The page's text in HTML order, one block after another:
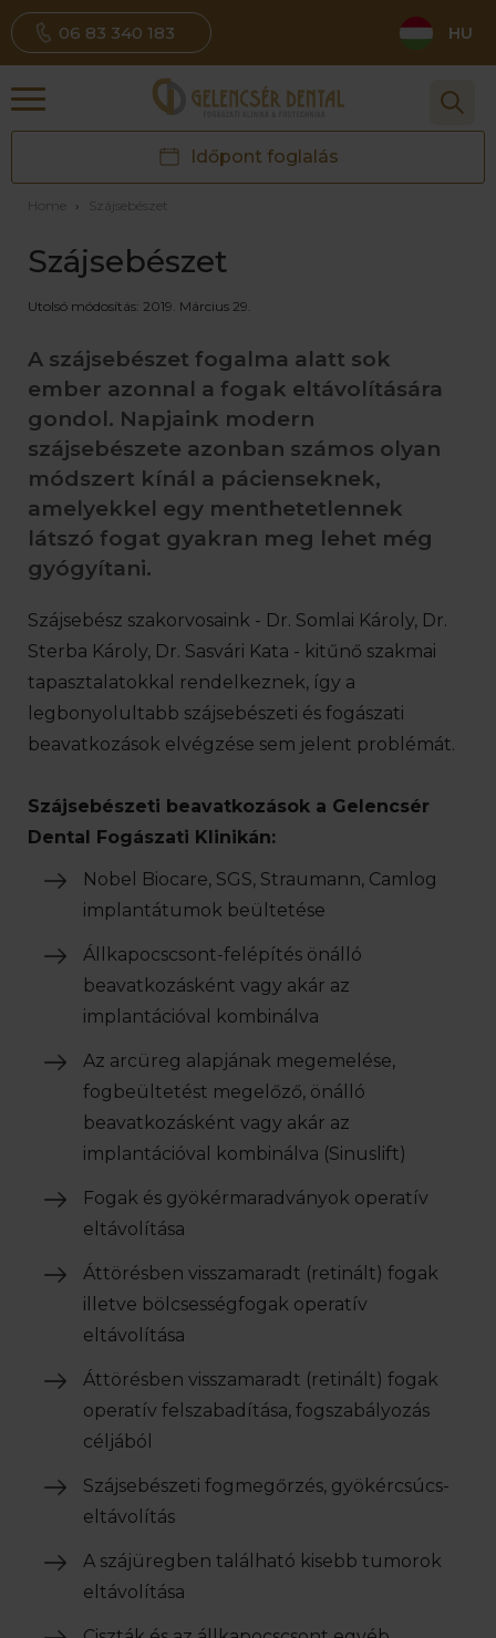
06 83 340 183 HU
Időpont foglalás
Home › Szájsebészet
Szájsebészet
Utolsó módosítás: 2019. Március 29.
A szájsebészet fogalma alatt sok
ember azonnal a fogak eltávolítására
gondol. Napjaink modern
szájsebészete azonban számos olyan
módszert kínál a pácienseknek,
amelyekkel egy menthetetlennek
látszó fogat gyakran meg lehet még
gyógyítani.
Szájsebész szakorvosaink - Dr. Somlai Károly, Dr.
Sterba Károly, Dr. Sasvári Kata - kitűnő szakmai
tapasztalatokkal rendelkeznek, így a
legbonyolultabb szájsebészeti és fogászati
beavatkozások elvégzése sem jelent problémát.
Szájsebészeti beavatkozások a Gelencsér
Dental Fogászati Klinikán:
Nobel Biocare, SGS, Straumann, Camlog
implantátumok beültetése
Állkapocscsont-felépítés önálló
beavatkozásként vagy akár az
implantációval kombinálva
Az arcüreg alapjának megemelése,
fogbeültetést megelőző, önálló
beavatkozásként vagy akár az
implantációval kombinálva (Sinuslift)
Fogak és gyökérmaradványok operatív
eltávolítása
Áttörésben visszamaradt (retinált) fogak
illetve bölcsességfogak operatív
eltávolítása
Áttörésben visszamaradt (retinált) fogak
operatív felszabadítása, fogszabályozás
céljából
Szájsebészeti fogmegőrzés, gyökércsúcs-
eltávolítás
A szájüregben található kisebb tumorok
eltávolítása